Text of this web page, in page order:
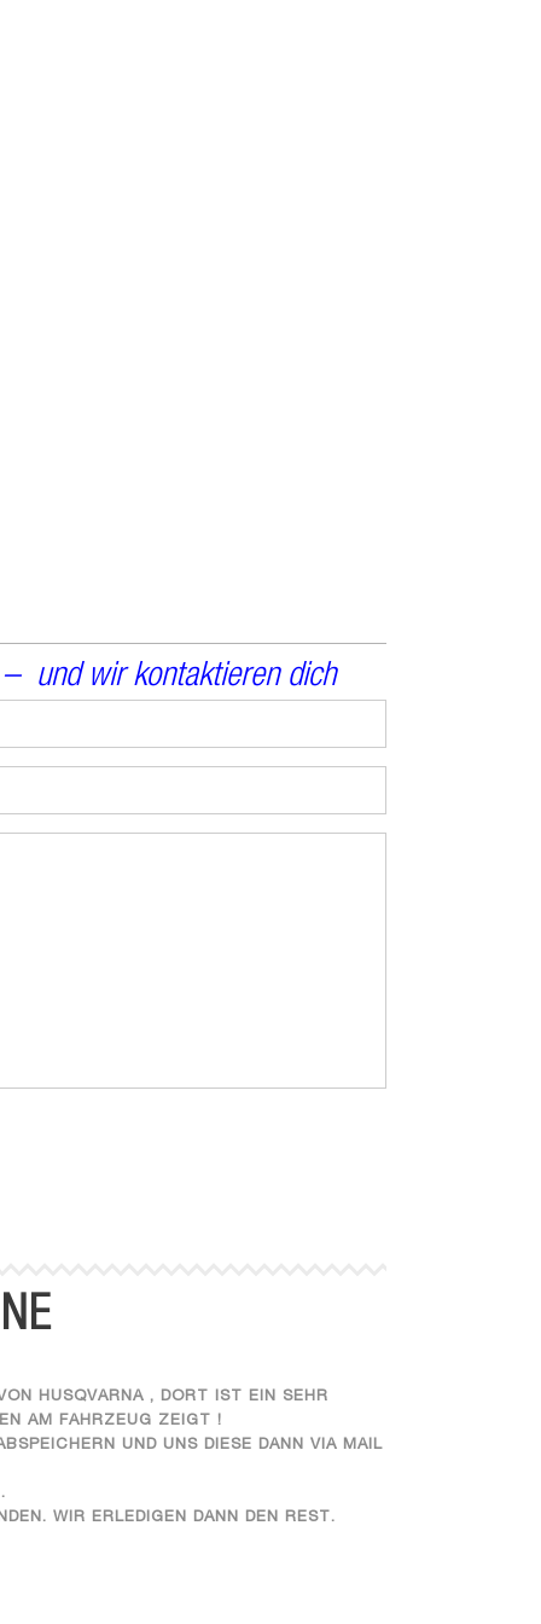
– und wir kontaktieren dich
HUSQVARNA , DORT IST EIN SEHR
AM FAHRZEUG ZEIGT !
UND UNS DIESE DANN VIA MAIL
WIR ERLEDIGEN DANN DEN REST.